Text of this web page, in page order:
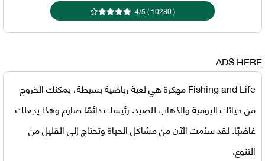
(
10280
)
4/5
ADS HERE
Fishing and Life مهكرة
هي لعبة رياضية بسيطة، يمكنك الخروج
من حياتك اليومية والذهاب للصيد. رئيسك دائمًا صارم وهذا يجعلك
غاضبًا. لقد سئمت الآن من مشاكل الحياة وتحتاج إلى القليل من
التنوع.